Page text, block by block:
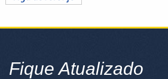
Fique Atualizado